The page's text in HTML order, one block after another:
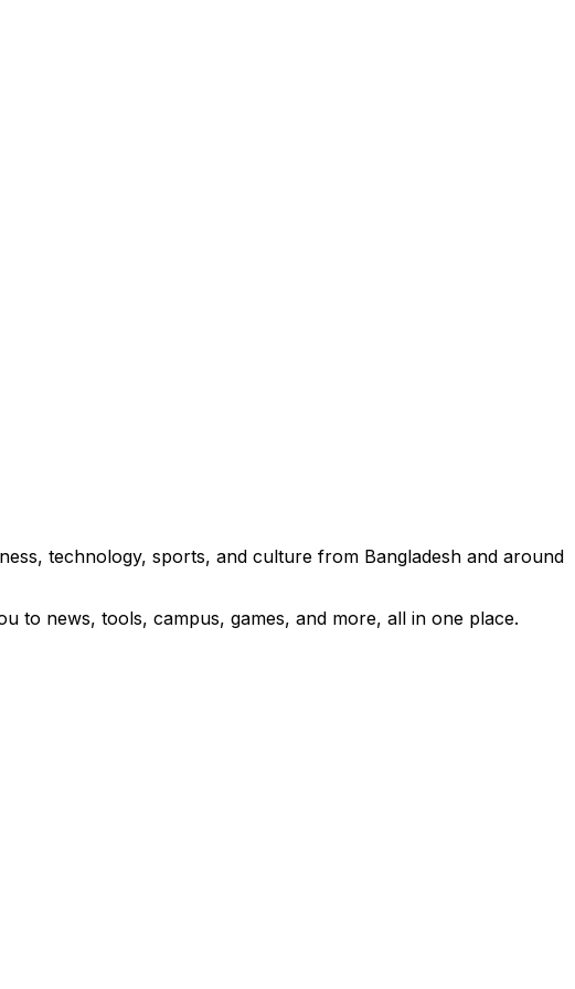
technology, sports, and culture from Bangladesh and around
to news, tools, campus, games, and more, all in one place.